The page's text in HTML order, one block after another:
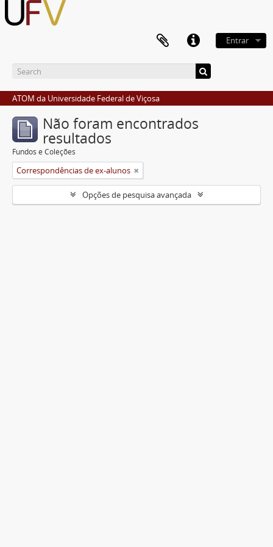
Entrar
ATOM da Universidade Federal de Viçosa
Não foram encontrados
resultados
Fundos e Coleções
Correspondências de ex-alunos
Opções de pesquisa avançada